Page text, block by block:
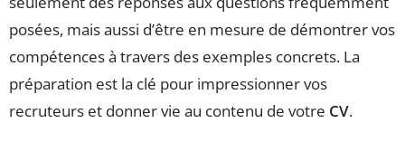
posées, mais aussi d’être en mesure de démontrer vos
compétences à travers des exemples concrets. La
préparation est la clé pour impressionner vos
recruteurs et donner vie au contenu de votre CV.